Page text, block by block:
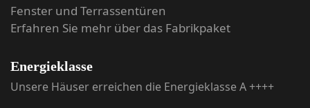
Fenster und Terrassentüren
Erfahren Sie mehr über das Fabrikpaket
Energieklasse
Unsere Häuser erreichen die Energieklasse A ++++